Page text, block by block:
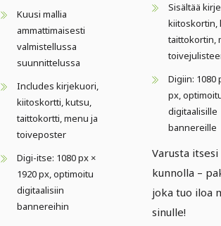
Kuusi mallia
ammattimaisesti
valmistellussa
suunnittelussa
Includes kirjekuori,
kiitoskortti, kutsu,
taittokortti, menu ja
toiveposter
Digi-itse: 1080 px ×
1920 px, optimoitu
digitaalisiin
bannereihin
Sisältää
kiitoskortin,
taittokortin,
Digiin: 1080
px,
digitaalisille
bannereille
Varusta itsesi
kunnolla –
joka tuo iloa
sinulle!